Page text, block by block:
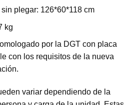
plegar: 126*60*118 cm
kg
por la DGT con placa
con los requisitos de la nueva
variar dependiendo de la